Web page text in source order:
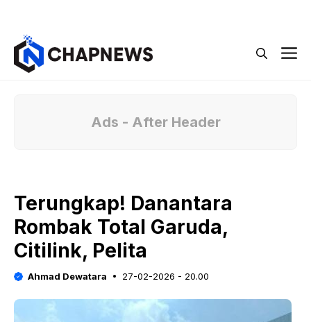
Ads - After Header
Terungkap! Danantara
Rombak Total Garuda,
Citilink, Pelita
Ahmad Dewatara 27-02-2026 - 20.00